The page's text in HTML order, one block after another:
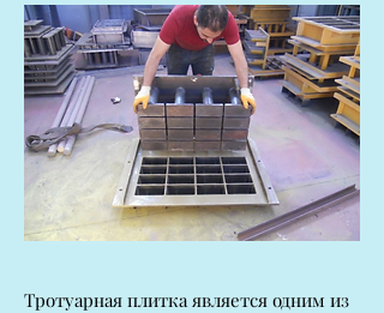
Тротуарная плитка является одним из